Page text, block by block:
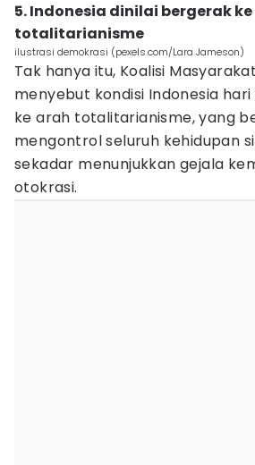
5. Indonesia dinilai bergerak
totalitarianisme
ilustrasi demokrasi (pexels.com/Lara Jameson)
Tak hanya itu, Koalisi
menyebut kondisi Indonesia
ke arah totalitarianisme, yang
mengontrol seluruh kehidupan
sekadar menunjukkan gejala
otokrasi.